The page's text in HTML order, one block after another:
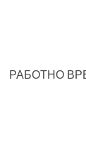
РАБОТНО